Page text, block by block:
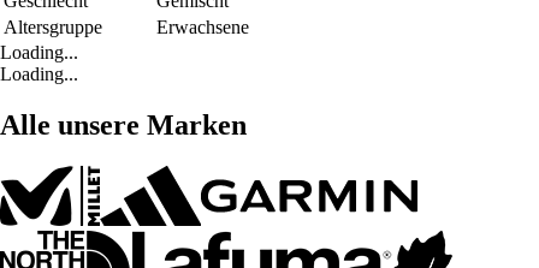
Altersgruppe
Erwachsene
Loading...
Loading...
Alle unsere Marken